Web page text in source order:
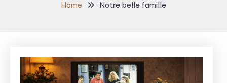
Home Notre belle famille